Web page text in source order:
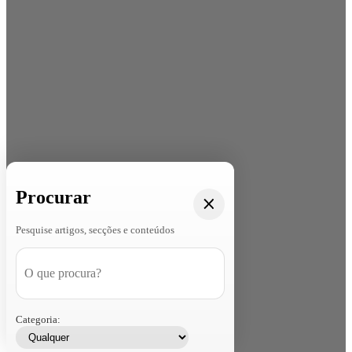
Procurar
Pesquise artigos, secções e conteúdos
Categoria: